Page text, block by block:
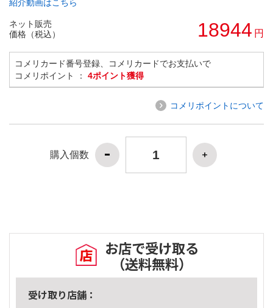
紹介動画はこちら
ネット販売
価格（税込）
18944 円
コメリカード番号登録、コメリカードでお支払いで
コメリポイント ： 4ポイント獲得
コメリポイントについて
購入個数
お店で受け取る
（送料無料）
受け取り店舗：